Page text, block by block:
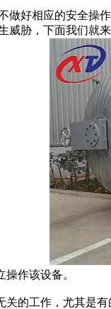
相应的安全操
胁，下面我们就
作该设备。
工作，尤其是有